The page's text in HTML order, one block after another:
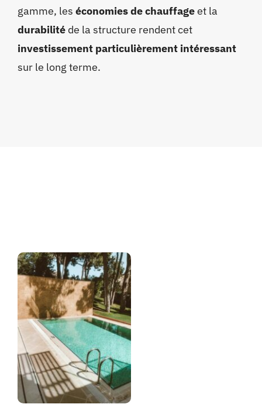
gamme, les économies de chauffageet la
durabilitéde la structure rendent cet
investissement particulièrement intéressant
sur le long terme.